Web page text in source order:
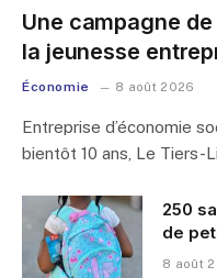
Une campagne
la jeunesse
Économie 8 août 2026
Entreprise d’économie
bientôt 10 ans, Le Tiers-
250
de
8 août